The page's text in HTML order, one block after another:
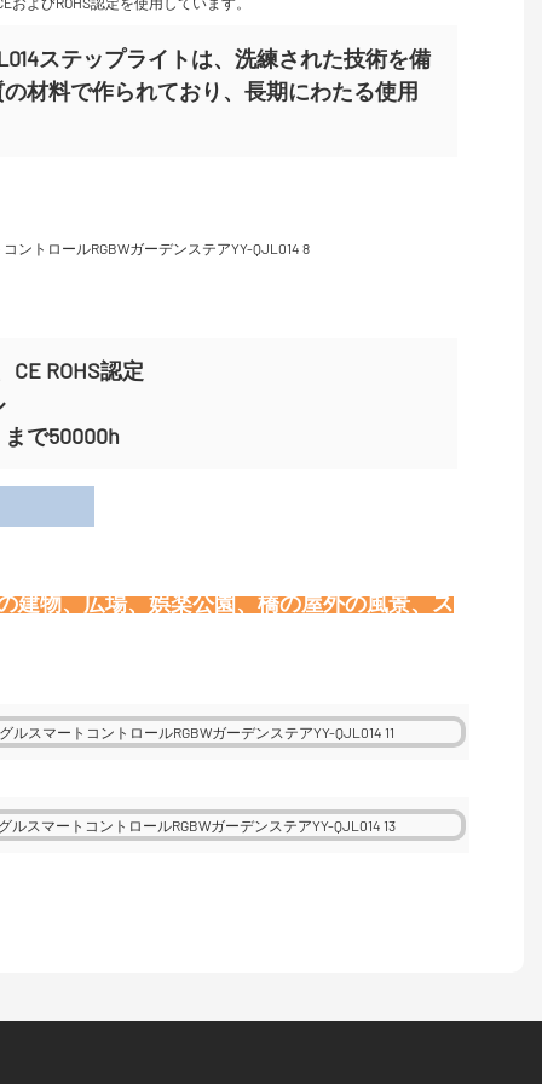
ステップライトは、洗練された技術を備
材料で作られており、長期にわたる使用
ROHS認定
で50000h
建物、広場、娯楽公園、橋の屋外の風景、ス